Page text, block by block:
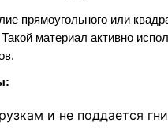
прямоугольного или
материал активно
и не поддается